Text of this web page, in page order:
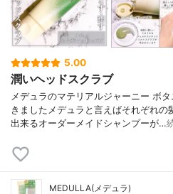
5.00
潤いヘッドスクラブ
メデュラのマテリアルジャーニー ボ
きましたメデュラと言えばそれぞれ
出来るオーダーメイドシャンプーが…
MEDULLA(メデュラ)